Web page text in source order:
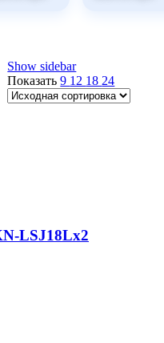
Show sidebar
Показать9 12 18 24
LSJ18Lx2